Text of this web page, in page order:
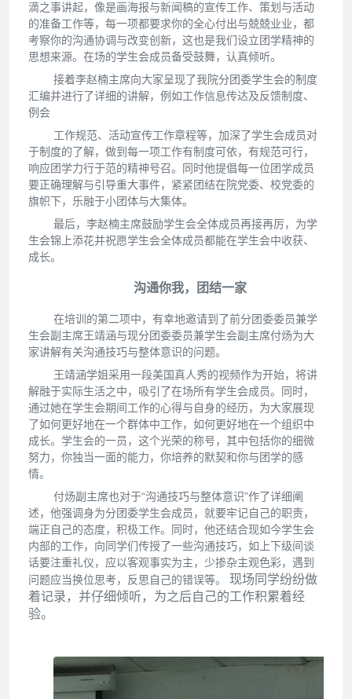
滴之事讲起，像是画海报与新闻稿的宣传工作、策划与活动
的准备工作等，每一项都要求你的全心付出与兢兢业业，都
考察你的沟通协调与改变创新，这也是我们设立团学精神的
思想来源。在场的学生会成员备受鼓舞，认真倾听。
接着李赵楠主席向大家呈现了我院分团委学生会的制度
汇编并进行了详细的讲解，例如工作信息传达及反馈制度、
例会
工作规范、活动宣传工作章程等，加深了学生会成员对
于制度的了解，做到每一项工作有制度可依，有规范可行，
响应团学力行于范的精神号召。同时他提倡每一位团学成员
要正确理解与引导重大事件，紧紧团结在院党委、校党委的
旗帜下，乐融于小团体与大集体。
最后，李赵楠主席鼓励学生会全体成员再接再厉，为学
生会锦上添花并祝愿学生会全体成员都能在学生会中收获、
成长。
沟通你我，团结一家
在培训的第二项中，有幸地邀请到了前分团委委员兼学
生会副主席王靖涵与现分团委委员兼学生会副主席付炀为大
家讲解有关沟通技巧与整体意识的问题。
王靖涵学姐采用一段美国真人秀的视频作为开始，将讲
解融于实际生活之中，吸引了在场所有学生会成员。同时，
通过她在学生会期间工作的心得与自身的经历，为大家展现
了如何更好地在一个群体中工作，如何更好地在一个组织中
成长。学生会的一员，这个光荣的称号，其中包括你的细微
努力，你独当一面的能力，你培养的默契和你与团学的感
情。
付炀副主席也对于“沟通技巧与整体意识”作了详细阐
述，他强调身为分团委学生会成员，就要牢记自己的职责，
端正自己的态度，积极工作。同时，他还结合现如今学生会
内部的工作，向同学们传授了一些沟通技巧，如上下级间谈
话要注重礼仪，应以客观事实为主，少掺杂主观色彩，遇到
问题应当换位思考，反思自己的错误等。 现场同学纷纷做
着记录，并仔细倾听，为之后自己的工作积累着经
验。